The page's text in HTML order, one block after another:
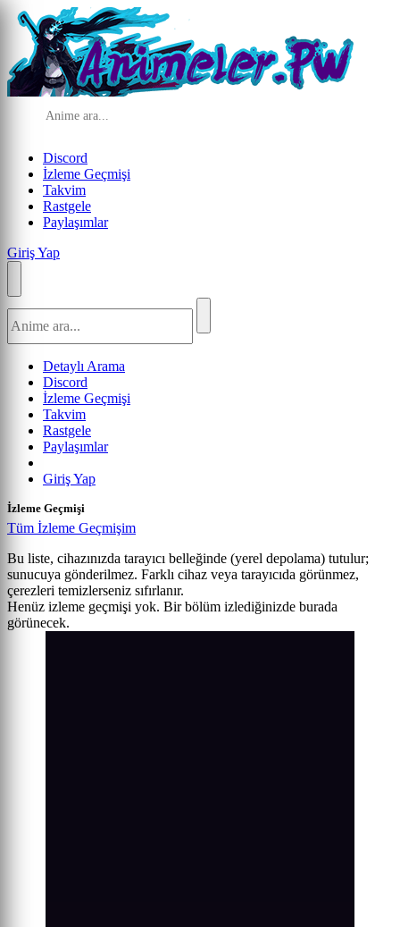
Discord
İzleme Geçmişi
Takvim
Rastgele
Paylaşımlar
Giriş Yap
Detaylı Arama
Discord
İzleme Geçmişi
Takvim
Rastgele
Paylaşımlar
Giriş Yap
İzleme Geçmişi
Tüm İzleme Geçmişim
Bu liste, cihazınızda tarayıcı belleğinde (yerel depolama) tutulur;
sunucuya gönderilmez. Farklı cihaz veya tarayıcıda görünmez,
çerezleri temizlerseniz sıfırlanır.
Henüz izleme geçmişi yok. Bir bölüm izlediğinizde burada
görünecek.